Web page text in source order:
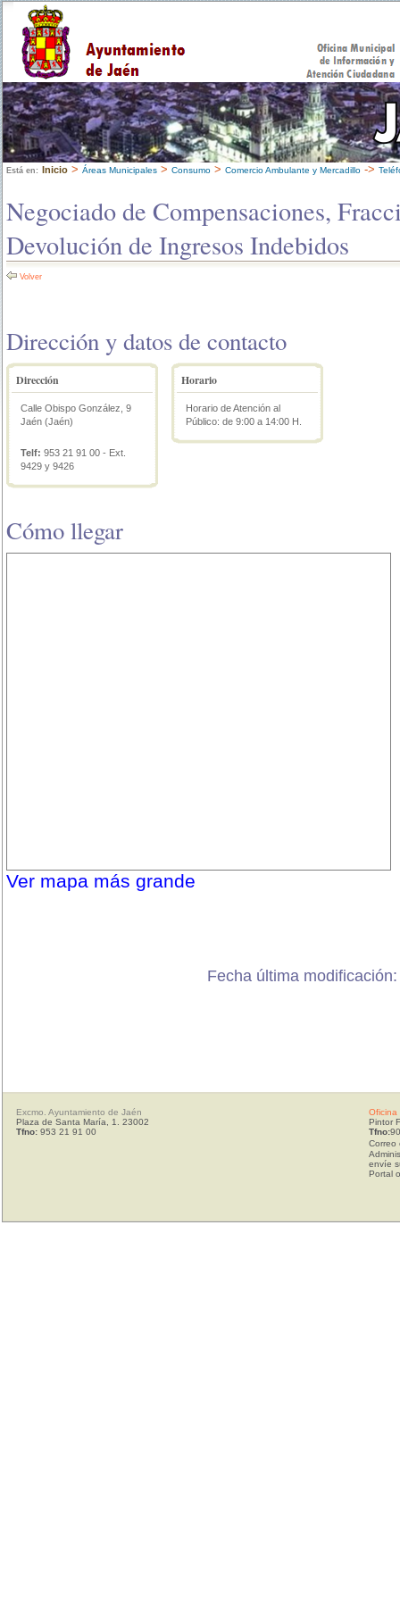
Está en: Inicio > Áreas Municipales > Consumo > Comercio Ambulante y Mercadillo ->
Negociado de Compensaciones,
Devolución de Ingresos Indebidos
Volver
Dirección y datos de contacto
Dirección
Calle Obispo González, 9
Jaén (Jaén)
Telf: 953 21 91 00 - Ext.
9429 y 9426
Horario
Horario de Atención al
Público: de 9:00 a 14:00 H.
Cómo llegar
Ver mapa más grande
Fecha última
Excmo. Ayuntamiento de Jaén
Plaza de Santa María, 1. 23002
Tfno: 953 21 91 00
Oficina
Pintor
Tfno:
Correo
envíe
Portal